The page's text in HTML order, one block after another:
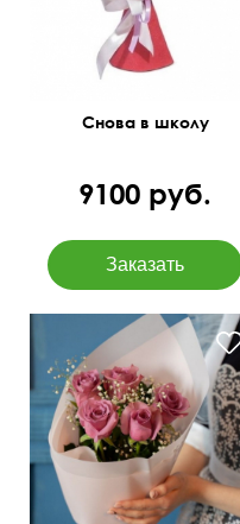
Снова в школу
9100 руб.